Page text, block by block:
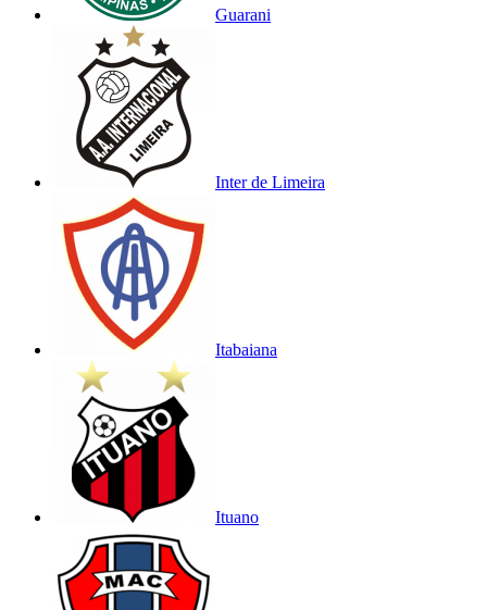
Guarani
Inter de Limeira
Itabaiana
Ituano